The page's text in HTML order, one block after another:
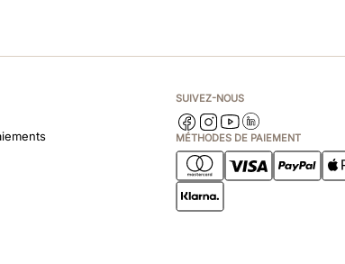
SUIVEZ-NOUS
MÉTHODES DE PAIEMENT